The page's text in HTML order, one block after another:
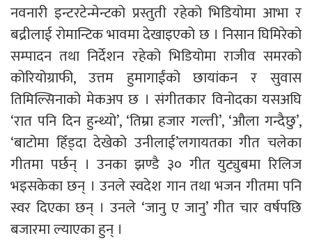
नवनारी इन्टरटेन्मेन्टको प्रस्तुती रहेको भिडियोमा आभा र
बद्रीलाई रोमान्टिक भावमा देखाइएको छ । निसान घिमिरेको
सम्पादन तथा निर्देशन रहेको भिडियोमा राजीव समरको
कोरियोग्राफी, उत्तम हुमागाईंको छायांकन र सुवास
तिमिल्सिनाको मेकअप छ । संगीतकार विनोदका यसअघि
‘रात पनि दिन हुन्थ्यो’, ‘तिम्रा हजार गल्ती’, ‘औला गन्दैछु’,
‘बाटोमा हिँड्दा देखेको उनीलाई’लगायतका गीत चलेका
गीतमा पर्छन् । उनका झण्डै ३० गीत युट्युबमा रिलिज
भइसकेका छन् । उनले स्वदेश गान तथा भजन गीतमा पनि
स्वर दिएका छन् । उनले ‘जानु ए जानु’ गीत चार वर्षपछि
बजारमा ल्याएका हुन् ।